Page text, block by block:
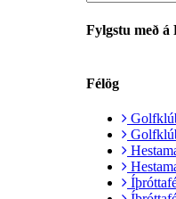
Fylgstu með á
Félög